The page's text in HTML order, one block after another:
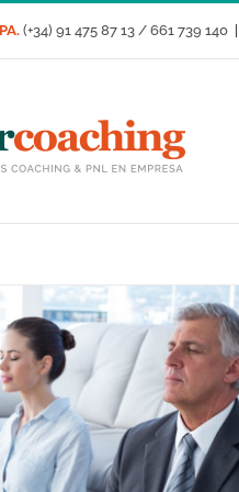
(+34) 91 475 87 13 / 661 739 140